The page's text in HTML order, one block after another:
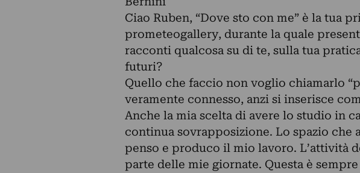
Ciao Ruben, “Dove sto con me” è la tua
prometeogallery, durante la quale
racconti qualcosa su di te, sulla tua
futuri?
Quello che faccio non voglio chiamarlo
veramente connesso, anzi si inserisce
Anche la mia scelta di avere lo studio in
continua sovrapposizione. Lo spazio che
penso e produco il mio lavoro. L’attività
parte delle mie giornate. Questa è